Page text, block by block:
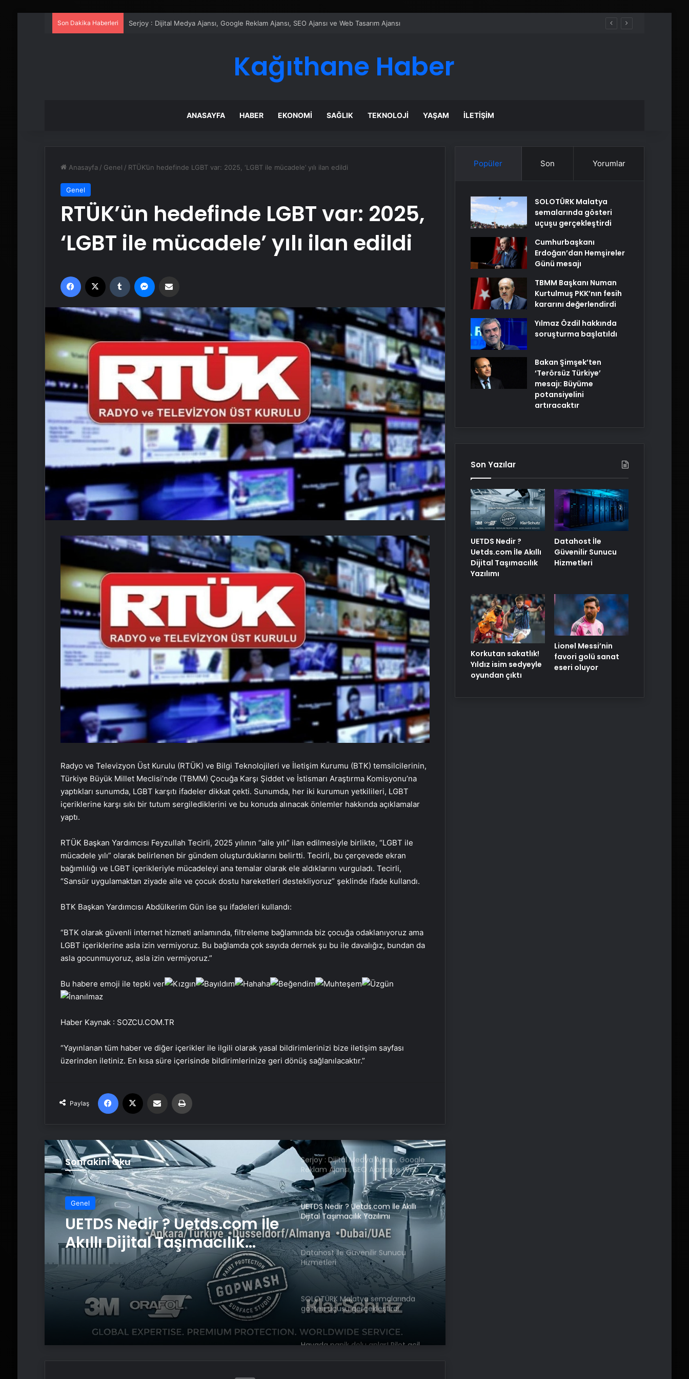
Son Dakika Haberleri UETDS Nedir ? Uetds.com İle Akıllı Dijital Taşımacılık Yazılımı
Kağıthane Haber
ANASAYFA HABER EKONOMI SAĞLIK TEKNOLOJI YAŞAM İLETIŞIM
Anasayfa / Genel / RTÜK’ün hedefinde LGBT var: 2025, ‘LGBT ile mücadele’ yılı ilan edildi
Genel
RTÜK’ün hedefinde LGBT var: 2025,
‘LGBT ile mücadele’ yılı ilan edildi
Facebook Tumblr
Radyo ve Televizyon Üst Kurulu (RTÜK) ve Bilgi Teknolojileri ve İletişim Kurumu (BTK) temsilcilerinin,
Türkiye Büyük Millet Meclisi’nde (TBMM) Çocuğa Karşı Şiddet ve İstismarı Araştırma Komisyonu’na
yaptıkları sunumda, LGBT karşıtı ifadeler dikkat çekti. Sunumda, her iki kurumun yetkilileri, LGBT
içeriklerine karşı sıkı bir tutum sergilediklerini ve bu konuda alınacak önlemler hakkında açıklamalar
yaptı.
RTÜK Başkan Yardımcısı Feyzullah Tecirli, 2025 yılının “aile yılı” ilan edilmesiyle birlikte, “LGBT ile
mücadele yılı” olarak belirlenen bir gündem oluşturduklarını belirtti. Tecirli, bu çerçevede ekran
bağımlılığı ve LGBT içerikleriyle mücadeleyi ana temalar olarak ele aldıklarını vurguladı. Tecirli,
“Sansür uygulamaktan ziyade aile ve çocuk dostu hareketleri destekliyoruz” şeklinde ifade kullandı.
BTK Başkan Yardımcısı Abdülkerim Gün ise şu ifadeleri kullandı:
“BTK olarak güvenli internet hizmeti anlamında, filtreleme bağlamında biz çocuğa odaklanıyoruz ama
LGBT içeriklerine asla izin vermiyoruz. Bu bağlamda çok sayıda dernek şu bu ile davalığız, bundan da
asla gocunmuyoruz, asla izin vermiyoruz.”
Bu habere emoji ile tepki ver
Haber Kaynak : SOZCU.COM.TR
“Yayınlanan tüm haber ve diğer içerikler ile ilgili olarak yasal bildirimlerinizi bize iletişim sayfası
üzerinden iletiniz. En kısa süre içerisinde bildirimlerinize geri dönüş sağlanılacaktır.”
Paylaş
Facebook Email'den paylaş
Sonrakini Oku
Genel
UETDS Nedir ? Uetds.com İle
Akıllı Dijital Taşımacılık
Yazılımı
Bakan Şimşek’ten ‘Terörsüz Türkiye’
mesajı: Büyüme potansiyelini
artıracaktır
DEM Parti’de fesih açıklaması
sonrası MYK toplandı
TBMM Başkanı Numan Kurtulmuş
Serjoy : Dijital Medya Ajansı, Google
Reklam Ajansı, SEO Ajansı ve Web
Tasarım Ajansı
UETDS Nedir ? Uetds.com İle Akıllı
Dijital Taşımacılık Yazılımı
Datahost İle Güvenilir Sunucu
Hizmetleri
SOLOTÜRK Malatya semalarında
gösteri uçuşu gerçekleştirdi
Havada panik dolu anlar! Pilot acil
Popüler Son Yorumlar
SOLOTÜRK Malatya
semalarında gösteri
uçuşu gerçekleştirdi
Cumhurbaşkanı
Erdoğan’dan Hemşireler
Günü mesajı
TBMM Başkanı Numan
Kurtulmuş PKK’nın fesih
kararını değerlendirdi
Yılmaz Özdil hakkında
soruşturma başlatıldı
Bakan Şimşek’ten
‘Terörsüz Türkiye’
mesajı: Büyüme
potansiyelini
artıracaktır
Son Yazılar
UETDS Nedir ?
Uetds.com İle Akıllı
Dijital Taşımacılık
Yazılımı
Datahost İle
Güvenilir Sunucu
Hizmetleri
Korkutan sakatlık!
Yıldız isim sedyeyle
oyundan çıktı
Lionel Messi’nin
favori golü sanat
eseri oluyor